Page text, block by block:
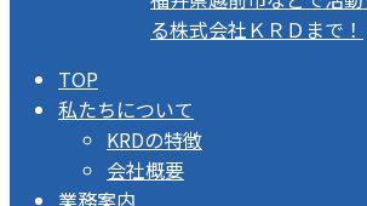
TOP
私たちについて
KRDの特徴
会社概要
業務案内